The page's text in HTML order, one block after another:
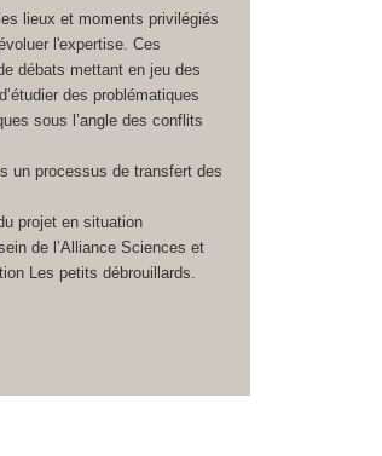
lieux et moments privilégiés
l'expertise. Ces
débats mettant en jeu des
des problématiques
sous l’angle des conflits
un processus de transfert des
projet en situation
de l’Alliance Sciences et
Les petits débrouillards.